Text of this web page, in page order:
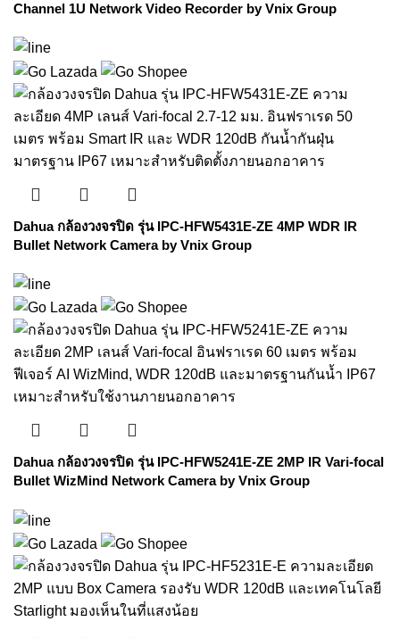
Channel 1U Network Video Recorder by Vnix Group
Dahua กล้องวงจรปิด รุ่น IPC-HFW5431E-ZE 4MP WDR IR
Bullet Network Camera by Vnix Group
Dahua กล้องวงจรปิด รุ่น IPC-HFW5241E-ZE 2MP IR Vari-focal
Bullet WizMind Network Camera by Vnix Group